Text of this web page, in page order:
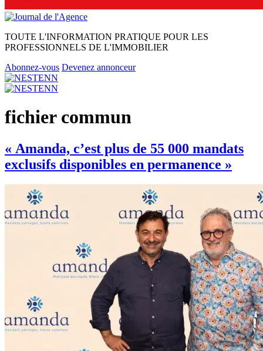
TOUTE L'INFORMATION PRATIQUE POUR LES
PROFESSIONNELS DE L'IMMOBILIER
Abonnez-vous Devenez annonceur
fichier commun
« Amanda, c’est plus de 55 000 mandats
exclusifs disponibles en permanence »